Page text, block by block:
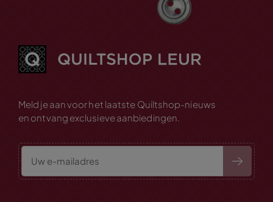
Meld je aan voor het laatste Quiltshop-nieuws
en ontvang exclusieve aanbiedingen.